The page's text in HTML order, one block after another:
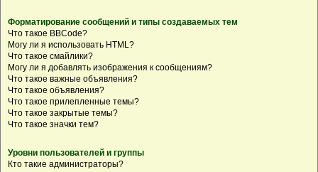
Форматирование сообщений и типы создаваемых тем
Что такое BBCode?
Могу ли я использовать HTML?
Что такое смайлики?
Могу ли я добавлять изображения к сообщениям?
Что такое важные объявления?
Что такое объявления?
Что такое прилепленные темы?
Что такое закрытые темы?
Что такое значки тем?
Уровни пользователей и группы
Кто такие администраторы?